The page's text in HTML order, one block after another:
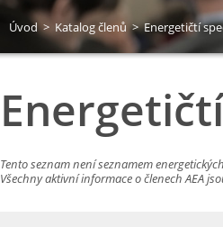
Úvod > Katalog členů > Energetičtí
Tento seznam není seznamem
Všechny aktivní informace o členech AEA